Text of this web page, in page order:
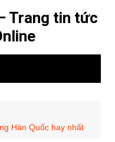
Trang tin tức
Hàn Quốc hay nhất